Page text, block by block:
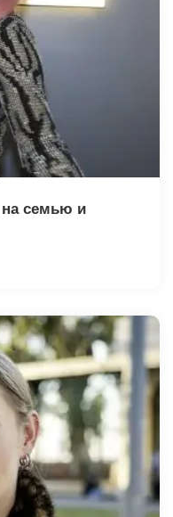
на семью и